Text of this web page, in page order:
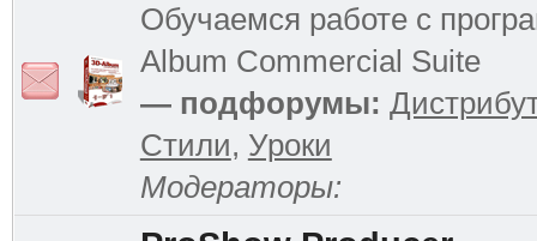
Обучаемся работе с
Album Commercial Suite
— подфорумы:
Стили, Уроки
Модераторы: